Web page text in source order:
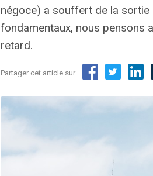
négoce) a souffert de la sortie
fondamentaux, nous pensons
retard.
Partager cet article sur